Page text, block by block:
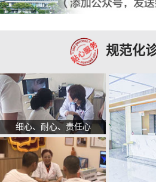
规范化
细心、耐心、责任心